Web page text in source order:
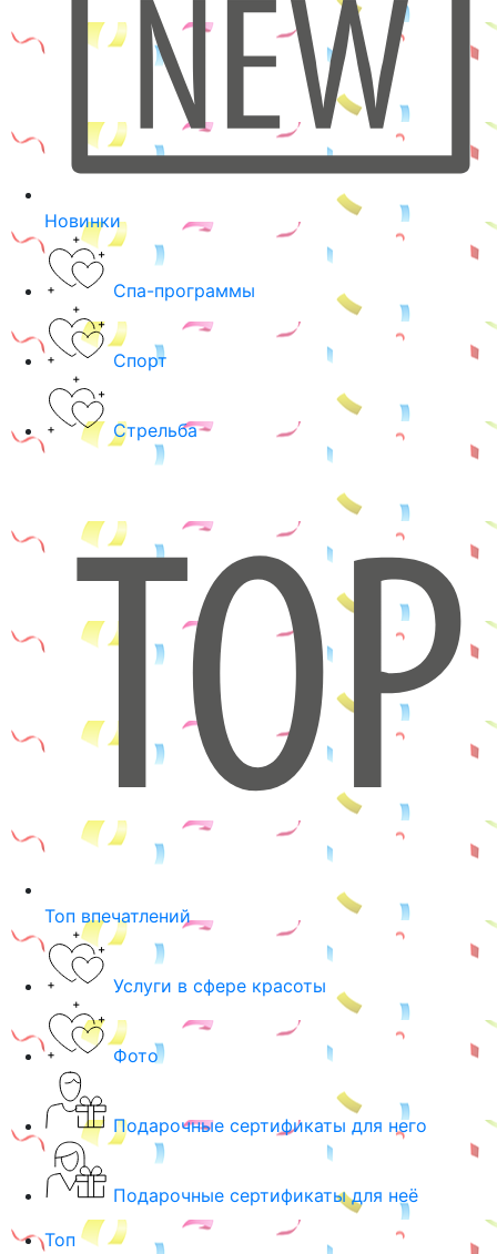
Новинки
Спа-программы
Спорт
Стрельба
Топ впечатлений
Услуги в сфере красоты
Фото
Подарочные сертификаты для него
Подарочные сертификаты для неё
Топ